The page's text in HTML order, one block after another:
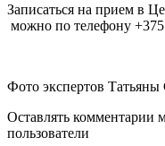
Записаться на прием в
можно по телефону
Фото экспертов
Оставлять комментарии
пользователи